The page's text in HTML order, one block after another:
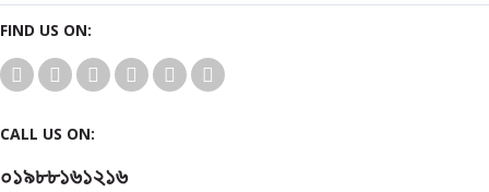
FIND US ON:
CALL US ON:
০১৯৮৮১৬১২১৬